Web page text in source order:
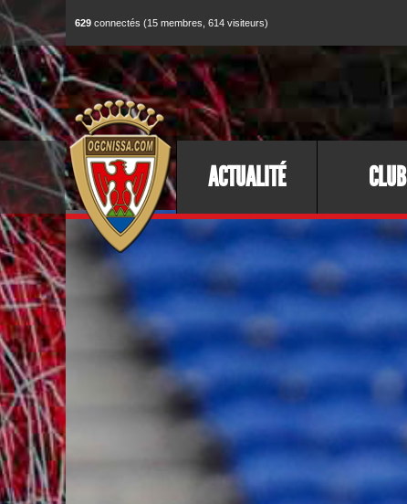
629 connectés (15 membres, 614 visiteurs)
ACTUALITÉ CLUB